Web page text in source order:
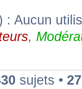
: Aucun
,
sujets •